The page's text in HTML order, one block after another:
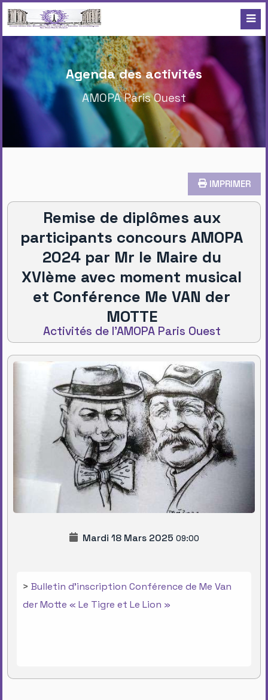
Agenda des activités
AMOPA Paris Ouest
IMPRIMER
Remise de diplômes aux
participants concours AMOPA
2024 par Mr le Maire du
XVIème avec moment musical
et Conférence Me VAN der
MOTTE
Activités de l'AMOPA Paris Ouest
Mardi 18 Mars 2025 09:00
> Bulletin d'inscription Conférence de Me Van
der Motte « Le Tigre et Le Lion »